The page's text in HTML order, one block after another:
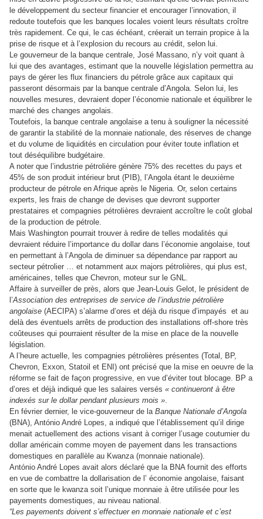
le développement du secteur financier et encourager l’innovation, il
redoute toutefois que les banques locales voient leurs résultats croître
très rapidement. Ce qui, le cas échéant, créerait un terrain propice à la
prise de risque et à l’explosion du recours au crédit, selon lui.
Le gouverneur de la banque centrale, José Massano, n’y voit quant à
lui que des avantages, estimant que la nouvelle législation permettra au
pays de gérer les flux financiers du pétrole grâce aux capitaux qui
passeront désormais par la banque centrale d’Angola. Selon lui, les
nouvelles mesures, devraient doper l’économie nationale et équilibrer le
marché des changes angolais.
Toutefois, la banque centrale angolaise a tenu à souligner la nécessité
de garantir la stabilité de la monnaie nationale, des réserves de change
et du volume de liquidités en circulation pour éviter toute inflation et
tout déséquilibre budgétaire.
A noter que l’industrie pétrolière génère 75% des recettes du pays et
45% de son produit intérieur brut (PIB), l’Angola étant le deuxième
producteur de pétrole en Afrique après le Nigeria. Or, selon certains
experts, les frais de change de devises que devront supporter
prestataires et compagnies pétrolières devraient accroître le coût global
de la production de pétrole.
Mais Washington pourrait trouver à redire de telles modalités qui
devraient réduire l’importance du dollar dans l’économie angolaise, tout
en permettant à l’Angola de diminuer sa dépendance par rapport au
secteur pétrolier … et notamment aux majors pétrolières, qui plus est,
américaines, telles que Chevron, moteur sur le GNL.
Affaire à surveiller de près, alors que Jean-Louis Gelot, le président de
l’Association des entreprises de service de l’industrie pétrolière
angolaise (AECIPA) s’alarme d’ores et déjà du risque d’impayés et au
delà des éventuels arrêts de production des installations off-shore très
coûteuses qui pourraient résulter de la mise en place de la nouvelle
législation.
A l’heure actuelle, les compagnies pétrolières présentes (Total, BP,
Chevron, Exxon, Statoil et ENI) ont précisé que la mise en oeuvre de la
réforme se fait de façon progressive, en vue d’éviter tout blocage. BP a
d’ores et déjà indiqué que les salaires versés « continueront à être
indexés sur le dollar pendant plusieurs mois ».
En février dernier, le vice-gouverneur de la Banque Nationale d’Angola
(BNA), António André Lopes, a indiqué que l’établissement qu’il dirige
menait actuellement des actions visant à corriger l’usage coutumier du
dollar américain comme moyen de payement dans les transactions
domestiques en parallèle au Kwanza (monnaie nationale).
António André Lopes avait alors déclaré que la BNA fournit des efforts
en vue de combattre la dollarisation de l’ économie angolaise, faisant
en sorte que le kwanza soit l’unique monnaie à être utilisée pour les
payements domestiques, au niveau national.
“Les payements doivent s’effectuer en monnaie nationale et c’est